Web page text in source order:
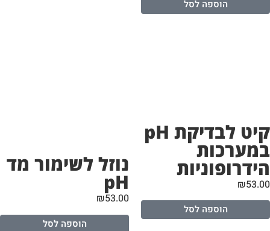
הוספה לסל
קיט לבדיקת pH
₪
הוספה לסל
נוזל לשימור מד
pH
₪53.00
הוספה לסל